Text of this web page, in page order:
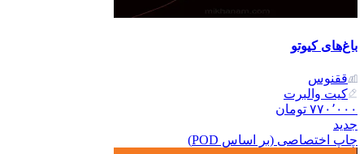
باغ‌های کیوتو
ققنوس
کیت والبرت
۷۷۰٬۰۰۰ تومان
جدید
چاپ اختصاصی (بر اساس POD)